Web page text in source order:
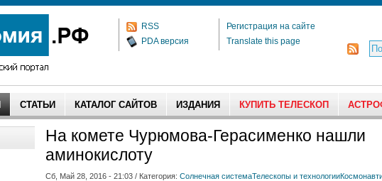
RSS
PDA версия
Регистрация на сайте
Translate this page
СТАТЬИ КАТАЛОГ САЙТОВ ИЗДАНИЯ КУПИТЬ ТЕЛЕСКОП
На комете Чурюмова-Герасименко нашли
аминокислоту
Сб, Май 28, 2016 - 21:03 / Категория: Солнечная системаТелескопы и технологии